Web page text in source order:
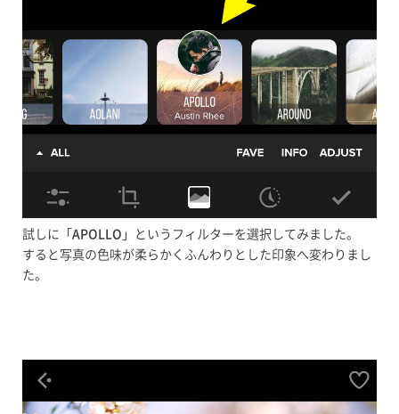
試しに「 APOLLO 」というフィルターを選択してみました。
すると写真の色味が柔らかくふんわりとした印象へ変わりまし
た。